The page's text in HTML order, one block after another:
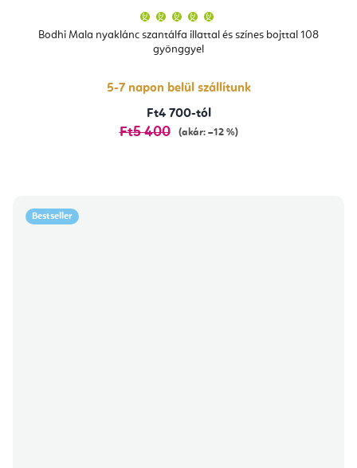
Bodhi Mala nyaklánc szantálfa illattal és színes bojttal 108
gyönggyel
átlagos
értékelése
csillag.
5-7 napon belül szállítunk
Ft4 700-tól
Ft5 400 (akár: –12 %)
Bestseller